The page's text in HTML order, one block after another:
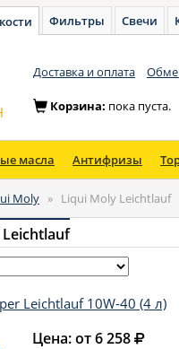
Фильтры Свечи
Доставка и оплата
Корзина: пока пуста.
масла Антифризы
Moly » Liqui Moly Leichtlauf
Leichtlauf 10W-40 (4 л)
Цена: от 6 258